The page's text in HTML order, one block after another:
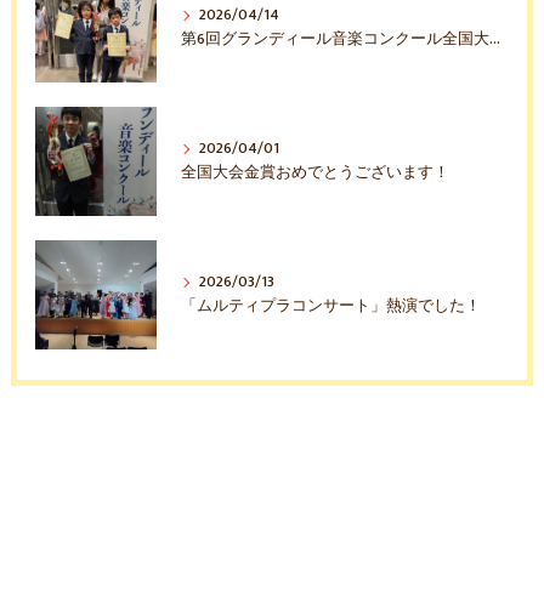
2026/04/14
第6回グランディール音楽コンクール全国大会入賞おめでとう！
2026/04/01
全国大会金賞おめでとうございます！
2026/03/13
「ムルティプラコンサート」熱演でした！